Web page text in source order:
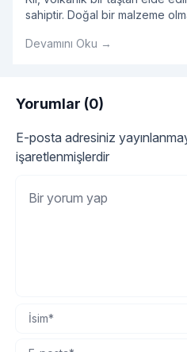
sahiptir. Doğal bir malzeme
Devamını Oku →
Yorumlar (0)
E-posta adresiniz
işaretlenmişlerdir